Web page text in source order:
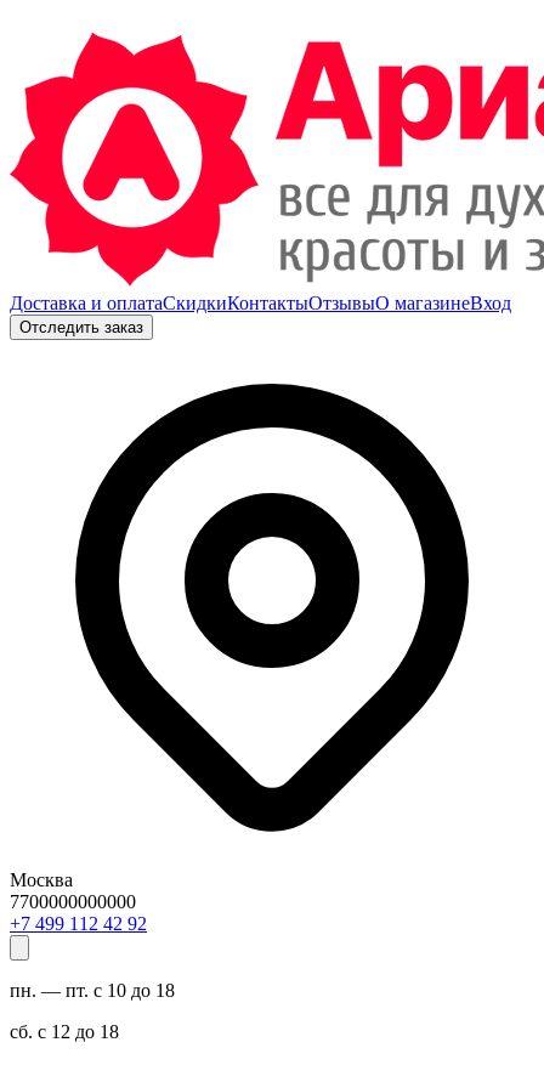
Доставка и оплатаСкидкиКонтактыОтзывыО магазинеВход
Отследить заказ
Москва
7700000000000
29 24 211 994 7+
пн. — пт. с 10 до 18
сб. с 12 до 18